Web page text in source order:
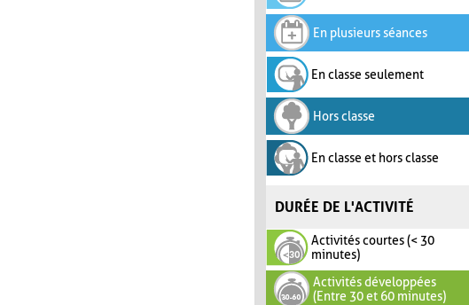
En plusieurs séances
En classe seulement
Hors classe
En classe et hors classe
DURÉE DE L'ACTIVITÉ
Activités courtes (< 30
minutes)
Activités développées
(Entre 30 et 60 minutes)